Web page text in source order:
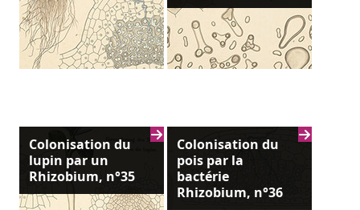
Colonisation du
lupin par un
Rhizobium, n°35
Colonisation du
pois par la
bactérie
Rhizobium, n°36